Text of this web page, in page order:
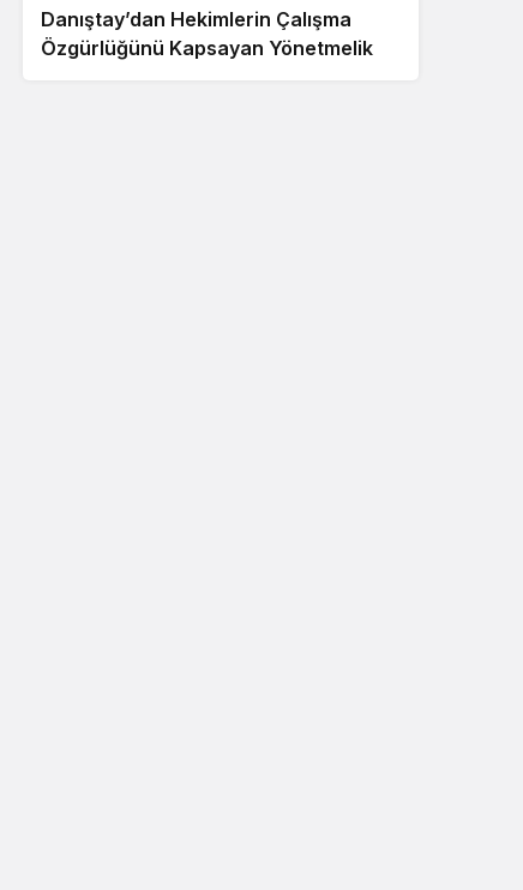
Danıştay’dan Hekimlerin Çalışma
Özgürlüğünü Kapsayan Yönetmelik